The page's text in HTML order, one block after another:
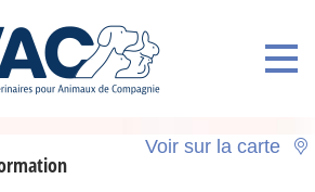
Voir sur la carte